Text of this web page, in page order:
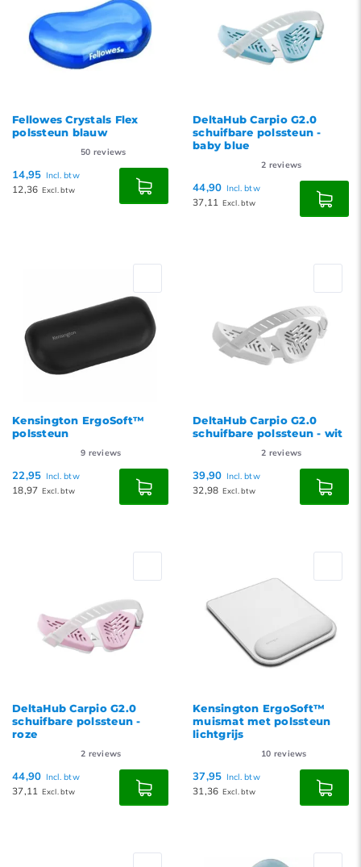
Fellowes Crystals Flex
polssteun blauw
50 reviews
14,95 Incl. btw
12,36 Excl. btw
DeltaHub Carpio G2.0
schuifbare polssteun -
baby blue
2 reviews
44,90 Incl. btw
37,11 Excl. btw
Kensington ErgoSoft™
polssteun
9 reviews
22,95 Incl. btw
18,97 Excl. btw
DeltaHub Carpio G2.0
schuifbare polssteun - wit
2 reviews
39,90 Incl. btw
32,98 Excl. btw
DeltaHub Carpio G2.0
schuifbare polssteun -
roze
2 reviews
44,90 Incl. btw
37,11 Excl. btw
Kensington ErgoSoft™
muismat met polssteun
lichtgrijs
10 reviews
37,95 Incl. btw
31,36 Excl. btw